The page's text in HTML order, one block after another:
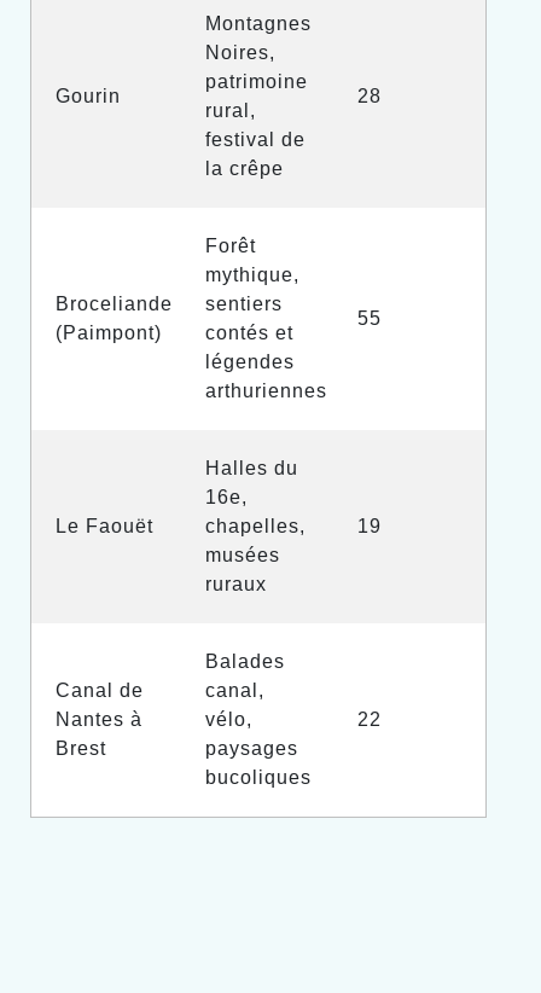
Gourin
Montagnes
Noires,
patrimoine
rural,
festival de
la crêpe
28
Broceliande
(Paimpont)
Forêt
mythique,
sentiers
contés et
légendes
arthuriennes
55
Le Faouët
Halles du
16e,
chapelles,
musées
ruraux
19
Canal de
Nantes à
Brest
Balades
canal,
vélo,
paysages
bucoliques
22